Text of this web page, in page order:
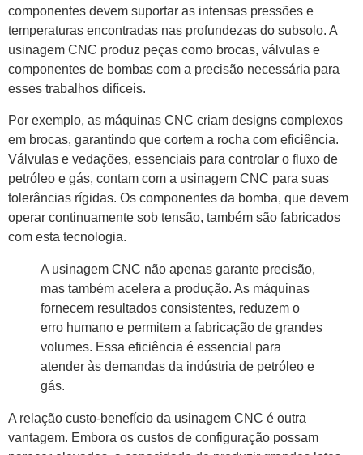
componentes devem suportar as intensas pressões e
temperaturas encontradas nas profundezas do subsolo. A
usinagem CNC produz peças como brocas, válvulas e
componentes de bombas com a precisão necessária para
esses trabalhos difíceis.
Por exemplo, as máquinas CNC criam designs complexos
em brocas, garantindo que cortem a rocha com eficiência.
Válvulas e vedações, essenciais para controlar o fluxo de
petróleo e gás, contam com a usinagem CNC para suas
tolerâncias rígidas. Os componentes da bomba, que devem
operar continuamente sob tensão, também são fabricados
com esta tecnologia.
A usinagem CNC não apenas garante precisão,
mas também acelera a produção. As máquinas
fornecem resultados consistentes, reduzem o
erro humano e permitem a fabricação de grandes
volumes. Essa eficiência é essencial para
atender às demandas da indústria de petróleo e
gás.
A relação custo-benefício da usinagem CNC é outra
vantagem. Embora os custos de configuração possam